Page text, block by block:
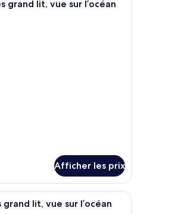
grand lit, vue sur l’océan
Afficher les prix
fenêtre donnant sur la ville et un tableau
Une chambre d’hôtel avec un grand lit, un
lit, vue sur l’océan